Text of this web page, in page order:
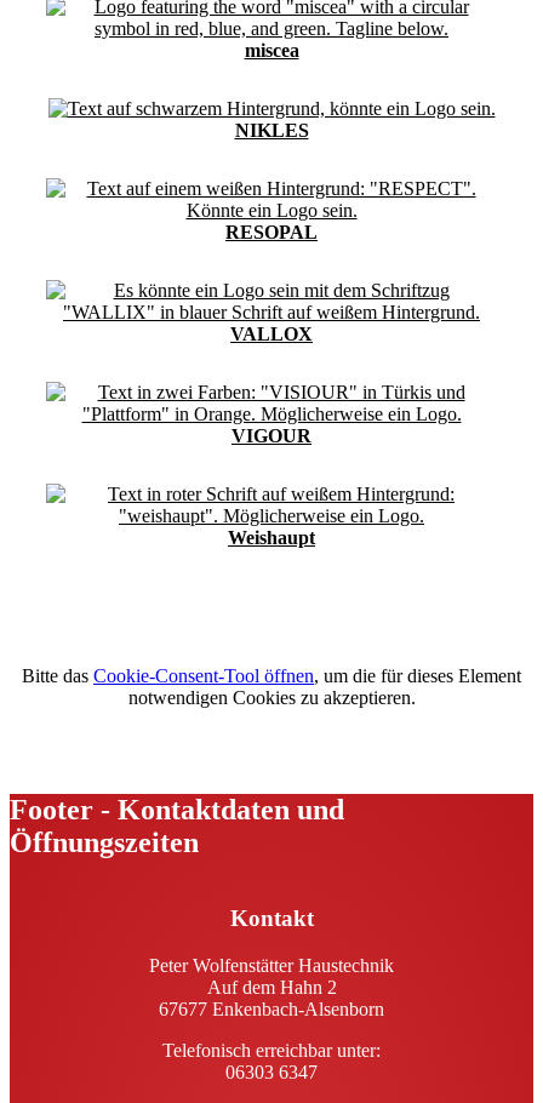
miscea
NIKLES
RESOPAL
VALLOX
VIGOUR
Weishaupt
Bitte das Cookie-Consent-Tool öffnen, um die für dieses Element
notwendigen Cookies zu akzeptieren.
Footer - Kontaktdaten und
Öffnungszeiten
Kontakt
Peter Wolfenstätter Haustechnik
Auf dem Hahn 2
67677 Enkenbach-Alsenborn
Telefonisch erreichbar unter:
06303 6347